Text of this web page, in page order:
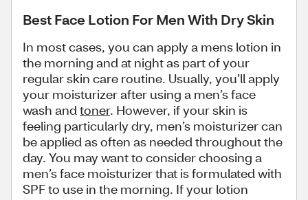
Best Face Lotion For Men With Dry Skin
In most cases, you can apply a mens lotion in
the morning and at night as part of your
regular skin care routine. Usually, you’ll apply
your moisturizer after using a men’s face
wash andtoner. However, if your skin is
feeling particularly dry, men’s moisturizer can
be applied as often as needed throughout the
day. You may want to consider choosing a
men’s face moisturizer that is formulated with
SPF to use in the morning. If your lotion